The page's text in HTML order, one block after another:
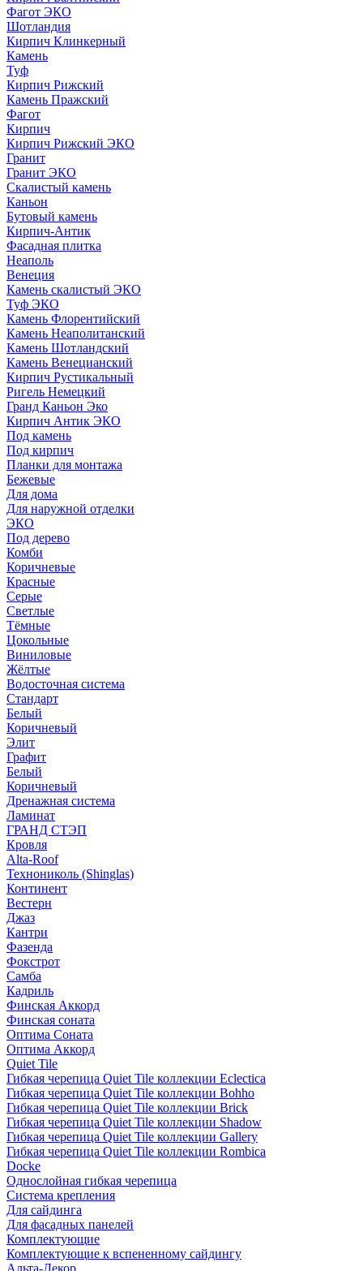
Фагот ЭКО
Шотландия
Кирпич Клинкерный
Камень
Туф
Кирпич Рижский
Камень Пражский
Фагот
Кирпич
Кирпич Рижский ЭКО
Гранит
Гранит ЭКО
Скалистый камень
Каньон
Бутовый камень
Кирпич-Антик
Фасадная плитка
Неаполь
Венеция
Камень скалистый ЭКО
Туф ЭКО
Камень Флорентийский
Камень Неаполитанский
Камень Шотландский
Камень Венецианский
Кирпич Рустикальный
Ригель Немецкий
Гранд Каньон Эко
Кирпич Антик ЭКО
Под камень
Под кирпич
Планки для монтажа
Бежевые
Для дома
Для наружной отделки
ЭКO
Под дерево
Комби
Коричневые
Красные
Серые
Светлые
Тёмные
Цокольные
Виниловые
Жёлтые
Водосточная система
Стандарт
Белый
Коричневый
Элит
Графит
Белый
Коричневый
Дренажная система
Ламинат
ГРАНД СТЭП
Кровля
Alta-Roof
Технониколь (Shinglas)
Континент
Вестерн
Джаз
Кантри
Фазенда
Фокстрот
Самба
Кадриль
Финская Аккорд
Финская соната
Оптима Соната
Оптима Аккорд
Quiet Tile
Гибкая черепица Quiet Tile коллекции Eclectica
Гибкая черепица Quiet Tile коллекции Bohho
Гибкая черепица Quiet Tile коллекции Brick
Гибкая черепица Quiet Tile коллекции Shadow
Гибкая черепица Quiet Tile коллекции Gallery
Гибкая черепица Quiet Tile коллекции Rombica
Docke
Однослойная гибкая черепица
Система крепления
Для сайдинга
Для фасадных панелей
Комплектующие
Комплектующие к вспененному сайдингу
Альта-Декор